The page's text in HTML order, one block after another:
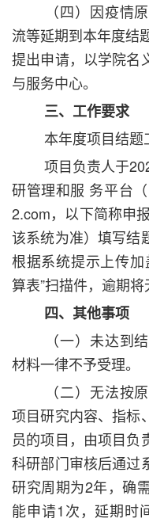
（四）因疫情
流等延期到本年度结
提出申请，以学院名
与服务中心。
三、工作要求
本年度项目结题
项目负责人于
研管理和服 务平台
2.com，以下简称申
该系统为准）填写结
根据系统提示上传
算表”扫描件，逾期将
四、其他事项
（一）未达到
材料一律不予受理。
（二）无法按
项目研究内容、指标
员的项目，由项目负
科研部门审核后通过
研究周期为2年，确
能申请1次，延期时